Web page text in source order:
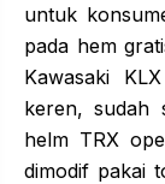
untuk
pada hem
Kawasaki
keren, sudah
helm TRX
dimodif pakai